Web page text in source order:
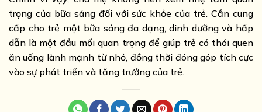
trọng của bữa sáng đối với sức khỏe của trẻ. Cần cung
cấp cho trẻ một bữa sáng đa dạng, dinh dưỡng và hấp
dẫn là một đầu mối quan trọng để giúp trẻ có thói quen
ăn uống lành mạnh từ nhỏ, đồng thời đóng góp tích cực
vào sự phát triển và tăng trưởng của trẻ.